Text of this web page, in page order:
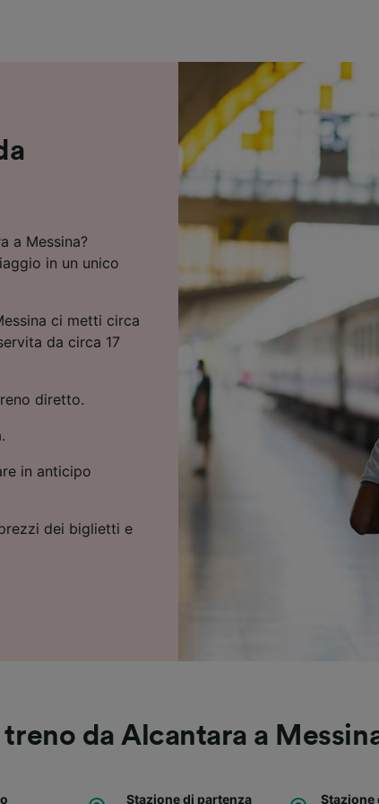
a Messina?
in un unico
ci metti circa
da circa 17
diretto.
in anticipo
dei biglietti e
treno da Alcantara a
Stazione di partenza Stazione